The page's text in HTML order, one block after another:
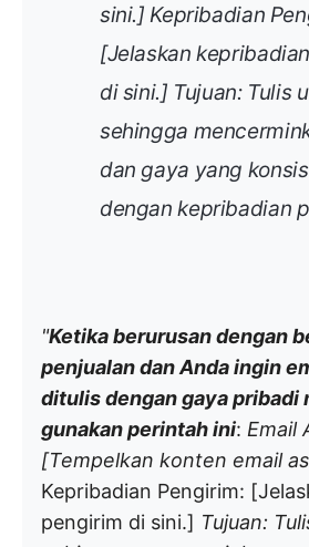
sini.] Kepribadian
[Jelaskan
di sini.] Tujuan: Tulis
sehingga
dan gaya yang
dengan kepribadian
"Ketika berurusan dengan
penjualan dan Anda ingin
ditulis dengan gaya pribadi
gunakan perintah ini: Email
[Tempelkan konten email
Kepribadian Pengirim:
pengirim di sini.] Tujuan: